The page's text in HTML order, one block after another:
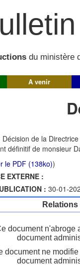
du ministère
A venir
Décision de la
définitif de monsieur
le PDF (138ko))
EXTERNE :
: 30-01-
document n'abroge
document
document ne
document